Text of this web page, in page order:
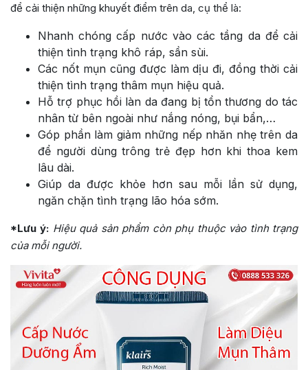
để cải thiện những khuyết điểm trên da, cụ thể là:
Nhanh chóng cấp nước vào các tầng da để cải
thiện tình trạng khô ráp, sần sùi.
Các nốt mụn cũng được làm dịu đi, đồng thời cải
thiện tình trạng thâm mụn hiệu quả.
Hỗ trợ phục hồi làn da đang bị tổn thương do tác
nhân từ bên ngoài như nắng nóng, bụi bẩn,…
Góp phần làm giảm những nếp nhăn nhẹ trên da
để người dùng trông trẻ đẹp hơn khi thoa kem
lâu dài.
Giúp da được khỏe hơn sau mỗi lần sử dụng,
ngăn chặn tình trạng lão hóa sớm.
*Lưu ý: Hiệu quả sản phẩm còn phụ thuộc vào tình trạng
của mỗi người.